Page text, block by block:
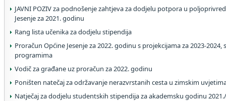
JAVNI POZIV za podnošenje zahtjeva za dodjelu potpora u
Jesenje za 2021. godinu
Rang lista učenika za dodjelu stipendija
Proračun Općine Jesenje za 2022. godinu s projekcijama za 2023-2024,
programima
Vodič za građane uz proračun za 2022. godinu
Poništen natečaj za održavanje nerazvrstanih cesta u zimskim
Natječaj za dodjelu studentskih stipendija za akademsku godinu